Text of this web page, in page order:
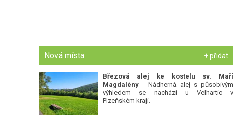
Nová místa + přidat
Březová alej ke kostelu sv. Maří
Magdalény- Nádherná alej s působivým
výhledem se nachází u Velhartic v
Plzeňském kraji.